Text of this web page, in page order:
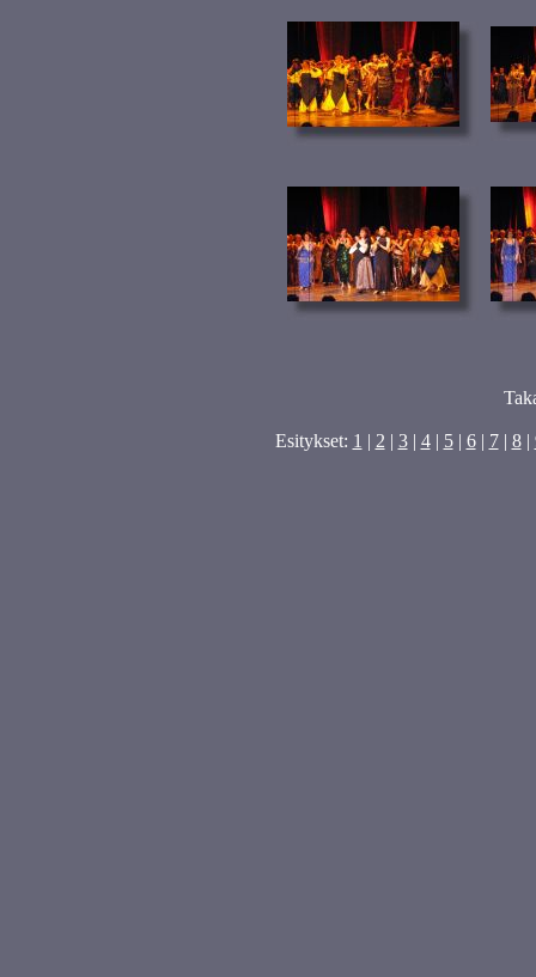
Esitykset: 1 | 2 | 3| 4| 5| 6| 7| 8|